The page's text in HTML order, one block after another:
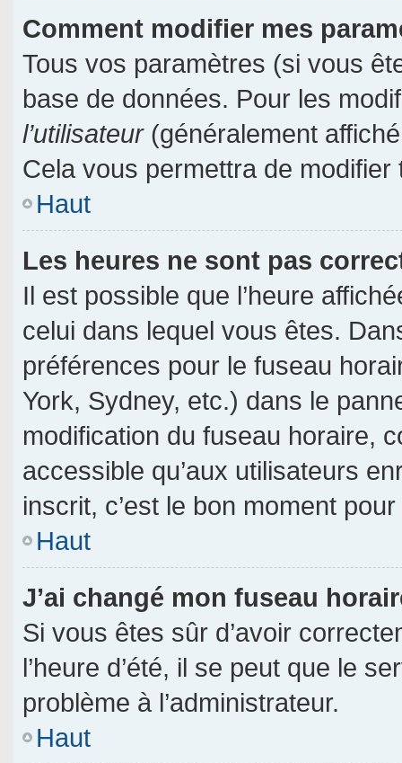
Comment modifier mes
Tous vos paramètres (si vous
base de données. Pour les
l’utilisateur(généralement
Cela vous permettra de
Haut
Les heures ne sont pas
Il est possible que l’heure
celui dans lequel vous êtes.
préférences pour le fuseau
York, Sydney, etc.) dans le
modification du fuseau horaire,
accessible qu’aux utilisateurs
inscrit, c’est le bon moment
Haut
J’ai changé mon fuseau
Si vous êtes sûr d’avoir
l’heure d’été, il se peut que le
problème à l’administrateur.
Haut